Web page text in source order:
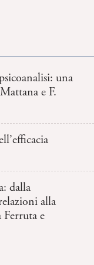
una
e F.
dalla
alla
e